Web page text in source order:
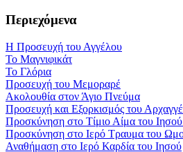
Περιεχόμενα
Η Προσευχή του Αγγέλου
Το Μαγνιφικάτ
Το Γλόρια
Προσευχή του Μεμοραρέ
Ακολουθία στον Άγιο Πνεύμα
Προσευχή και Εξορκισμός του
Προσκύνηση στο Τίμιο Αίμα του
Προσκύνηση στο Ιερό Τραυμα του
Αναθήμαση στο Ιερό Καρδία του Ιησού